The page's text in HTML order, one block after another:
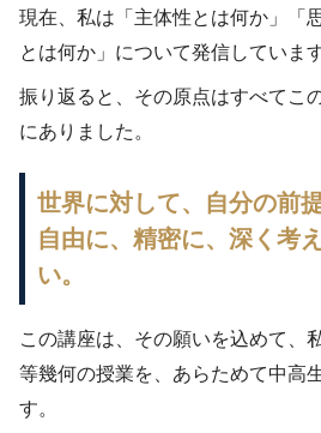
現在、私は「主体性とは何か」「
とは何か」について発信しています
振り返ると、その原点はすべてこ
にありました。
世界に対して、自分の前
自由に、精密に、深く考
い。
この講座は、その願いを込めて、
等幾何の授業を、あらためて中高
す。